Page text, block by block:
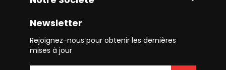
Newsletter
Rejoignez-nous pour obtenir les dernières
mises à jour